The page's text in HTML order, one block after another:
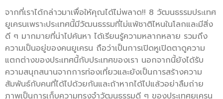
จากที่เราได้กล่าวมาเพื่อให้คุณได้ไม่พลาด!! 8 วัฒนธรรมประเทศ
ยูเครนเพราะประเทศนี้มีวัฒนธรรมที่ไม่แพ้ชาติไหนในโลกและมีสิ่ง
ดี ๆ มากมายที่น่าไปค้นหา ได้เรียนรู้ความหลากหลาย รวมถึง
ความเป็นอยู่ของคนยูเครน ถือว่าเป็นการเปิดหูเปิดตาดูความ
แตกต่างของประเทศนี้กับประเทศของเรา นอกจากนี้ยังได้รับ
ความสนุกสนานจากการท่องเที่ยวและยังเป็นการสร้างความ
สัมพันธ์กับคนที่ได้ไปด้วยกันและถ้าหากได้ไปแล้วอย่าลืมถ่าย
ภาพเป็นการเก็บความทรงจำวัฒนธรรมดี ๆ ของประเทศยูเครน